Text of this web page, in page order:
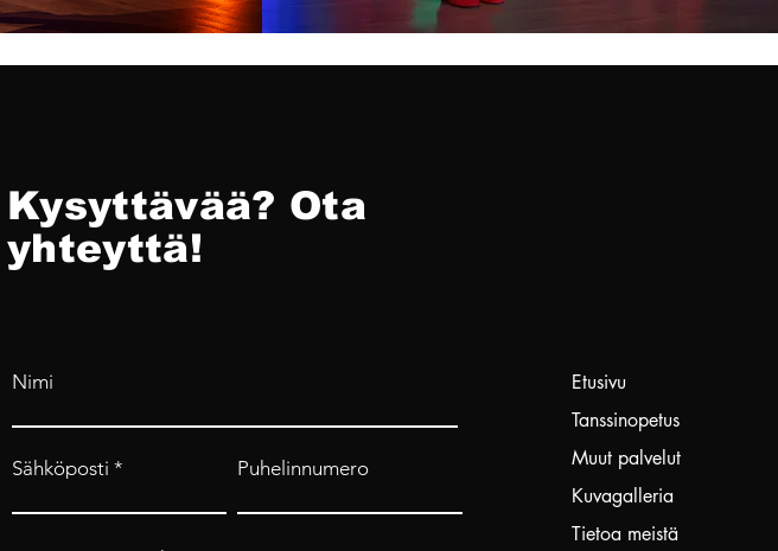
Kysyttävää? Ota
yhteyttä!
Nimi
Sähköposti Puhelinnumero
Etusivu
Tanssinopetus
Muut palvelut
Kuvagalleria
Tietoa meistä